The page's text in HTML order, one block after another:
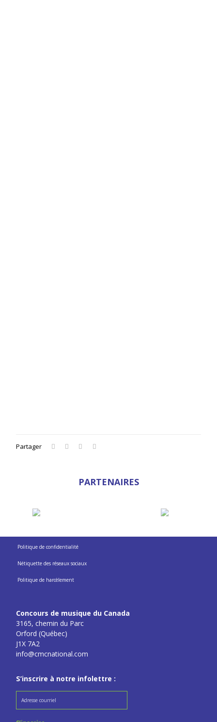
Partager
PARTENAIRES
Politique de confidentialité
Nétiquette des réseaux sociaux
Politique de harcèlement
Concours de musique du Canada
3165, chemin du Parc
Orford (Québec)
J1X 7A2
info@cmcnational.com
S’inscrire à notre infolettre :